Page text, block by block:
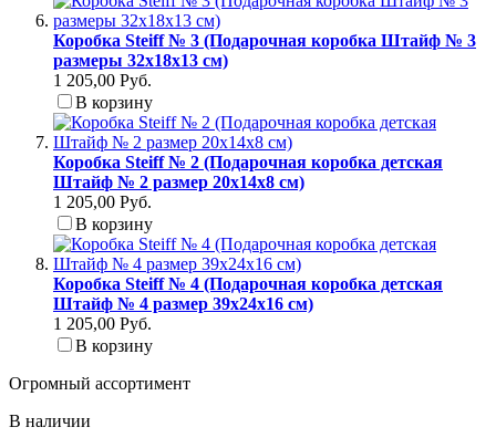
Коробка Steiff № 3 (Подарочная коробка Штайф № 3
размеры 32x18x13 см)
1 205,00 Руб.
В корзину
Коробка Steiff № 2 (Подарочная коробка детская
Штайф № 2 размер 20x14x8 см)
1 205,00 Руб.
В корзину
Коробка Steiff № 4 (Подарочная коробка детская
Штайф № 4 размер 39x24x16 см)
1 205,00 Руб.
В корзину
Огромный ассортимент
В наличии